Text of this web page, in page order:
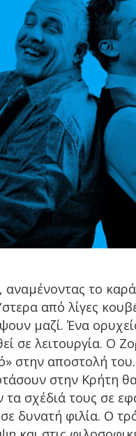
αναμένοντας το
από λίγες
μαζί. Ένα
σε λειτουργία. Ο
στην αποστολή
στην Κρήτη
τα σχέδιά τους σε
δυνατή φιλία. Ο